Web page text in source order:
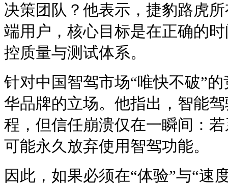
决策团队？他表示，捷豹路虎
端用户，核心目标是在正确的
控质量与测试体系。
针对中国智驾市场“唯快不破”
华品牌的立场。他指出，智能
程，但信任崩溃仅在一瞬间：
可能永久放弃使用智驾功能。
因此，如果必须在“体验”与“速